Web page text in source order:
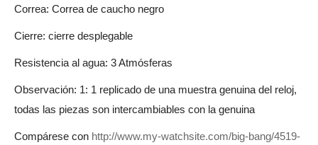
Correa: Correa de caucho negro
Cierre: cierre desplegable
Resistencia al agua: 3 Atmósferas
Observación: 1: 1 replicado de una muestra genuina del reloj,
todas las piezas son intercambiables con la genuina
Compárese con http://www.my-watchsite.com/big-bang/4519-